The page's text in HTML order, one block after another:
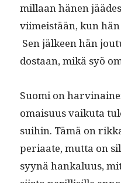
mil­laan hänen
viimeistään, kun
Sen jäl­keen hän
dostaan, mikä syö
Suo­mi on
omaisu­us vaiku­ta
sui­hin. Tämä on
peri­aate, mut­ta on
syynä han­kalu­us,